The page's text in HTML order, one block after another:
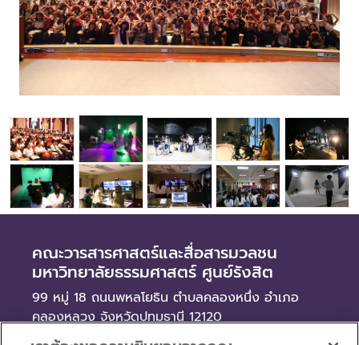
คณะวารสารศาสตร์และสื่อสารมวลชน
มหาวิทยาลัยธรรมศาสตร์ ศูนย์รังสิต
99 หมู่ 18 ถนนพหลโยธิน ตำบลคลองหนึ่ง อำเภอ
คลองหลวง จังหวัดปทุมธานี 12120